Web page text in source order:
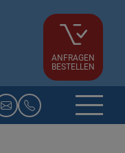
ANFRAGEN
BESTELLEN